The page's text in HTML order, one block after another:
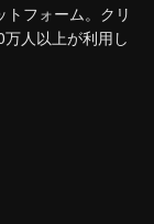
フォーム。クリ
人以上が利用し